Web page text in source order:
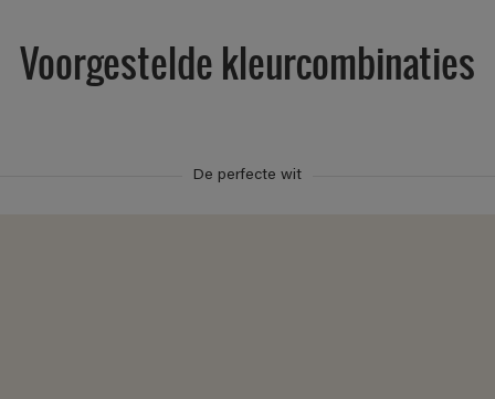
Voorgestelde kleurcombinaties
De perfecte wit